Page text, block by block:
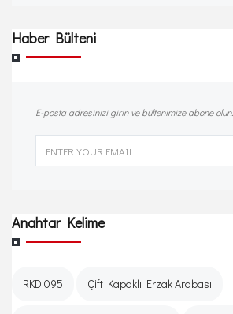
Haber Bülteni
E-posta adresinizi girin ve bültenimize abone olun.
Anahtar Kelime
RKD 095 Çift Kapaklı Erzak Arabası